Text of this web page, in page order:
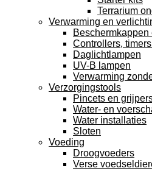
Terrarium
Verwarming en
Controllers,
Daglichtlampen
UV-B lampen
Verwarming
Verzorgingstools
Pincets en
Water- en
Water installaties
Sloten
Voeding
Droogvoeders
Verse